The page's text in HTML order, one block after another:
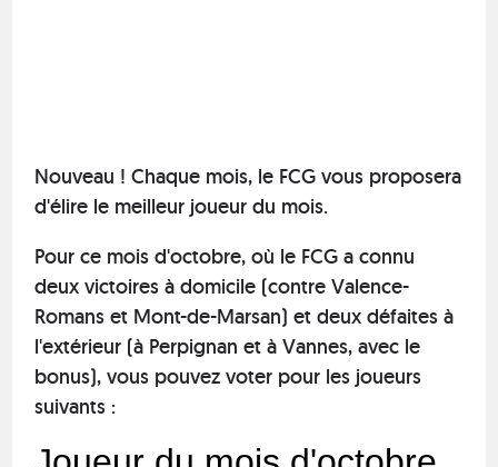
Nouveau ! Chaque mois, le FCG vous proposera
d'élire le meilleur joueur du mois.
Pour ce mois d'octobre, où le FCG a connu
deux victoires à domicile (contre Valence-
Romans et Mont-de-Marsan) et deux défaites à
l'extérieur (à Perpignan et à Vannes, avec le
bonus), vous pouvez voter pour les joueurs
suivants :